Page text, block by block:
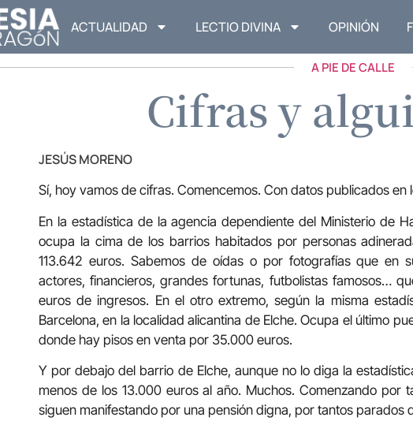
ACTUALIDAD LECTIO DIVINA OPINIÓN
A PIE DE CALLE
Cifras y
JESÚS MORENO
Sí, hoy vamos de cifras. Comencemos. Con datos publicados en
En la estadística de la agencia dependiente del Ministerio de
ocupa la cima de los barrios habitados por personas
113.642 euros. Sabemos de oídas o por fotografías que en
actores, financieros, grandes fortunas, futbolistas famosos…
euros de ingresos. En el otro extremo, según la misma
Barcelona, en la localidad alicantina de Elche. Ocupa el último
donde hay pisos en venta por 35.000 euros.
Y por debajo del barrio de Elche, aunque no lo diga la
menos de los 13.000 euros al año. Muchos. Comenzando por
siguen manifestando por una pensión digna, por tantos parados